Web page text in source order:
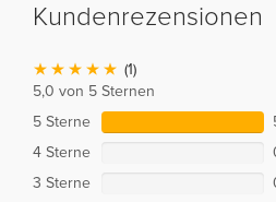
Kundenrezensionen
(1)
5,0 von 5 Sternen
5 Sterne
4 Sterne
3 Sterne